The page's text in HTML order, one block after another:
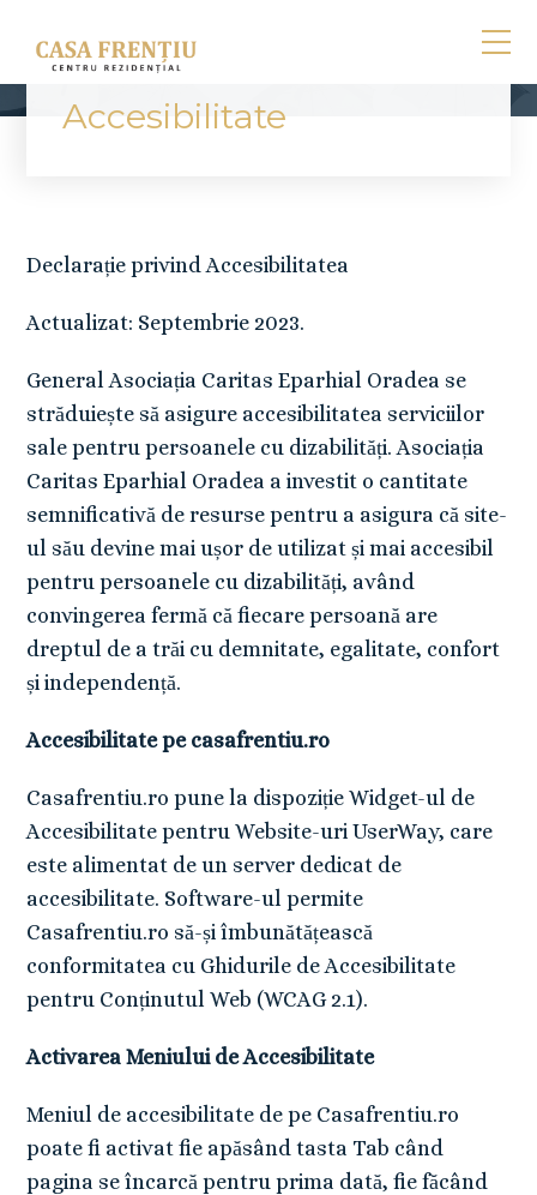
Accesibilitate
Declarație privind Accesibilitatea
Actualizat: Septembrie 2023.
General Asociația Caritas Eparhial Oradea se
străduiește să asigure accesibilitatea serviciilor
sale pentru persoanele cu dizabilități. Asociația
Caritas Eparhial Oradea a investit o cantitate
semnificativă de resurse pentru a asigura că site-
ul său devine mai ușor de utilizat și mai accesibil
pentru persoanele cu dizabilități, având
convingerea fermă că fiecare persoană are
dreptul de a trăi cu demnitate, egalitate, confort
și independență.
Accesibilitate pe casafrentiu.ro
Casafrentiu.ro pune la dispoziție Widget-ul de
Accesibilitate pentru Website-uri UserWay, care
este alimentat de un server dedicat de
accesibilitate. Software-ul permite
Casafrentiu.ro să-și îmbunătățească
conformitatea cu Ghidurile de Accesibilitate
pentru Conținutul Web (WCAG 2.1).
Activarea Meniului de Accesibilitate
Meniul de accesibilitate de pe Casafrentiu.ro
poate fi activat fie apăsând tasta Tab când
pagina se încarcă pentru prima dată, fie făcând